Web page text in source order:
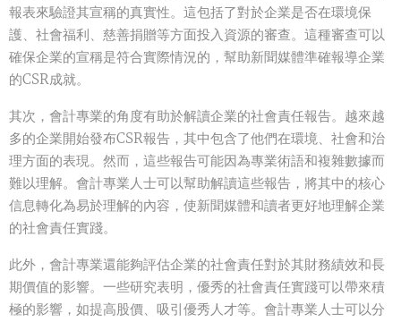
報表來驗證其宣稱的真實性。這包括了對於企業是否在環境保
護、社會福利、慈善捐贈等方面投入資源的審查。這種審查可以
確保企業的宣稱是符合實際情況的，幫助新聞媒體準確報導企業
的CSR成就。
其次，會計專業的角度有助於解讀企業的社會責任報告。越來越
多的企業開始發布CSR報告，其中包含了他們在環境、社會和治
理方面的表現。然而，這些報告可能因為專業術語和複雜數據而
難以理解。會計專業人士可以幫助解讀這些報告，將其中的核心
信息轉化為易於理解的內容，使新聞媒體和讀者更好地理解企業
的社會責任實踐。
此外，會計專業還能夠評估企業的社會責任對於其財務績效和長
期價值的影響。一些研究表明，優秀的社會責任實踐可以帶來積
極的影響，如提高股價、吸引優秀人才等。會計專業人士可以分